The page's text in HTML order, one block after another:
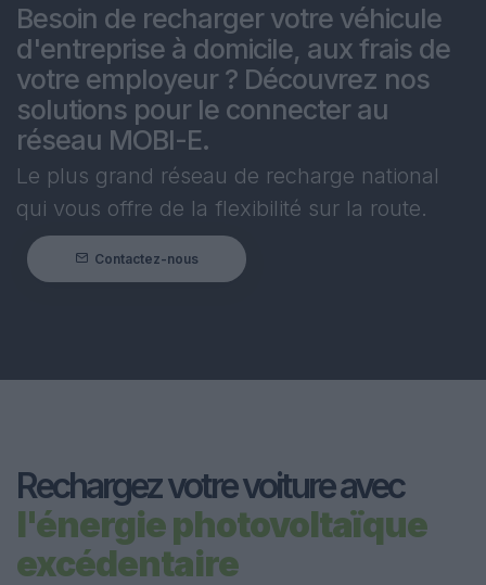
Besoin de recharger votre véhicule
d'entreprise à domicile, aux frais de
votre employeur ? Découvrez nos
solutions pour le connecter au
réseau MOBI-E.
Le plus grand réseau de recharge national
qui vous offre de la flexibilité sur la route.
Contactez-nous
Rechargez votre voiture avec
l'énergie photovoltaïque
excédentaire